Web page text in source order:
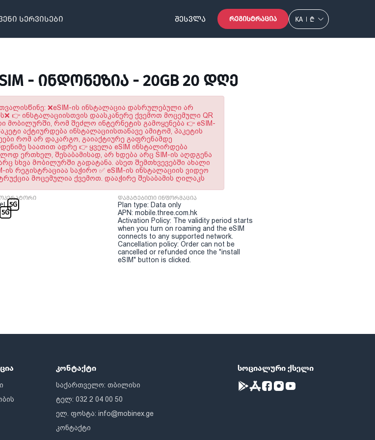
სერვისები ᲨᲔᲡᲕᲚᲐ ᲠᲔᲒᲘᲡᲢᲠᲐᲪᲘᲐ KA ₾
- ᲘᲜᲓᲝᲜᲔᲖᲘᲐ - 20GB 20 ᲓᲦᲔ
❌eSIM-ის ინსტალაცია დასრულებული არ
👉 ინსტალაციისთვის დაასკანერე ქვემოთ მოცემული QR
მობილურში, რომ შეძლო ინტერნეტის გამოყენება 👉 eSIM-
აქტიურდება ინსტალაციისთანავე ამიტომ, პაკეტის
რომ არ დაკარგო, გაიაქტიურე გაფრენამდე
საათით ადრე 👉 ყველა eSIM ინსტალირდება
ერთხელ, შესაბამისად, არ ხდება არც SIM-ის აღდგენა
სხვა მობილურში გადატანა. ასეთ შემთხვევებში ახალი
ის რეგისტრაციაა საჭირო ✅ eSIM-ის ინსტალაციის ვიდეო
მოცემულია ქვემოთ. დააჭირე შესაბამის ღილაკს
5G
5G
დამატებითი ინფორმაცია
Plan type: Data only
APN: mobile.three.com.hk
Activation Policy: The validity period starts
when you turn on roaming and the eSIM
connects to any supported network.
Cancellation policy: Order can not be
cancelled or refunded once the "install
eSIM" button is clicked.
კონტაქტი
საქართველო: თბილისი
ტელ: 032 2 04 00 50
ელ. ფოსტა:info@mobinex.ge
კონტაქტი
სოციალური ქსელი